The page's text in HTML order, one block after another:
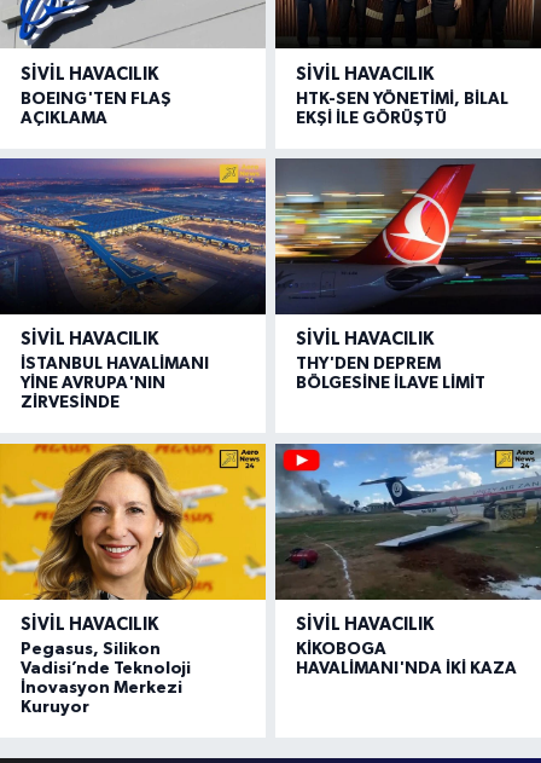
SIVIL HAVACILIK
BOEING'TEN FLAŞ
AÇIKLAMA
SIVIL HAVACILIK
HTK-SEN YÖNETİMİ, BİLAL
EKŞİ İLE GÖRÜŞTÜ
SIVIL HAVACILIK
İSTANBUL HAVALİMANI
YİNE AVRUPA'NIN
ZİRVESİNDE
SIVIL HAVACILIK
THY'DEN DEPREM
BÖLGESİNE İLAVE LİMİT
SIVIL HAVACILIK
Pegasus, Silikon
Vadisi’nde Teknoloji
İnovasyon Merkezi
Kuruyor
SIVIL HAVACILIK
KİKOBOGA
HAVALİMANI'NDA İKİ KAZA